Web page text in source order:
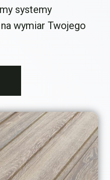
systemy
wymiar Twojego